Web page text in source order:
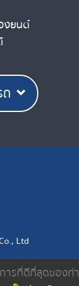
งยนต์
Ltd
บทความ
ารที่ดีที่สุดของ